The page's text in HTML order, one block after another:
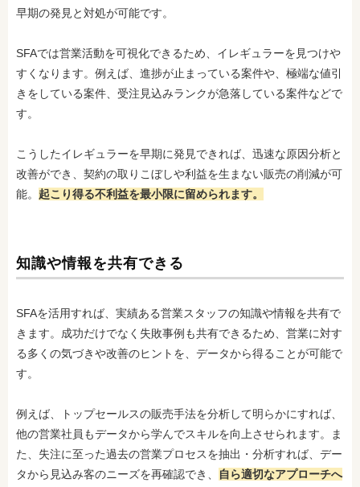
早期の発見と対処が可能です。
SFAでは営業活動を可視化できるため、イレギュラーを見つけや
すくなります。例えば、進捗が止まっている案件や、極端な値引
きをしている案件、受注見込みランクが急落している案件などで
す。
こうしたイレギュラーを早期に発見できれば、迅速な原因分析と
改善ができ、契約の取りこぼしや利益を生まない販売の削減が可
能。 起こり得る不利益を最小限に留められます。
知識や情報を共有できる
SFAを活用すれば、実績ある営業スタッフの知識や情報を共有で
きます。成功だけでなく失敗事例も共有できるため、営業に対す
る多くの気づきや改善のヒントを、データから得ることが可能で
す。
例えば、トップセールスの販売手法を分析して明らかにすれば、
他の営業社員もデータから学んでスキルを向上させられます。ま
た、失注に至った過去の営業プロセスを抽出・分析すれば、デー
タから見込み客のニーズを再確認でき、
自ら適切なアプローチへ